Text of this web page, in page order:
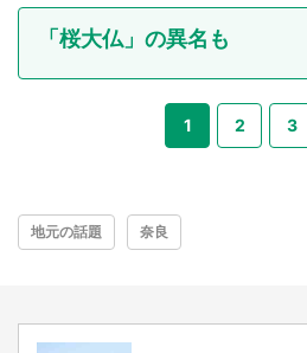
「桜大仏」の異名も
1 2 3
地元の話題 奈良